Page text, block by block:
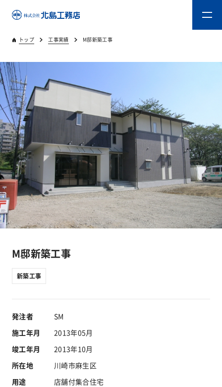
トップ 工事実績 M邸新築工事
M邸新築工事
新築工事
発注者
SM
施工年月
2013年05月
竣工年月
2013年10月
所在地
川崎市麻生区
用途
店舗付集合住宅
トップ
重量木骨造SE構法
新築工事
リフォーム
リフォームスタッフ
工事実績
関連企業
新着情報